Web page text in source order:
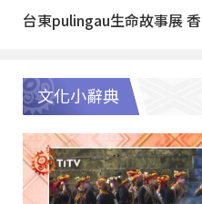
台東pulingau生命故事展
文化小辭典